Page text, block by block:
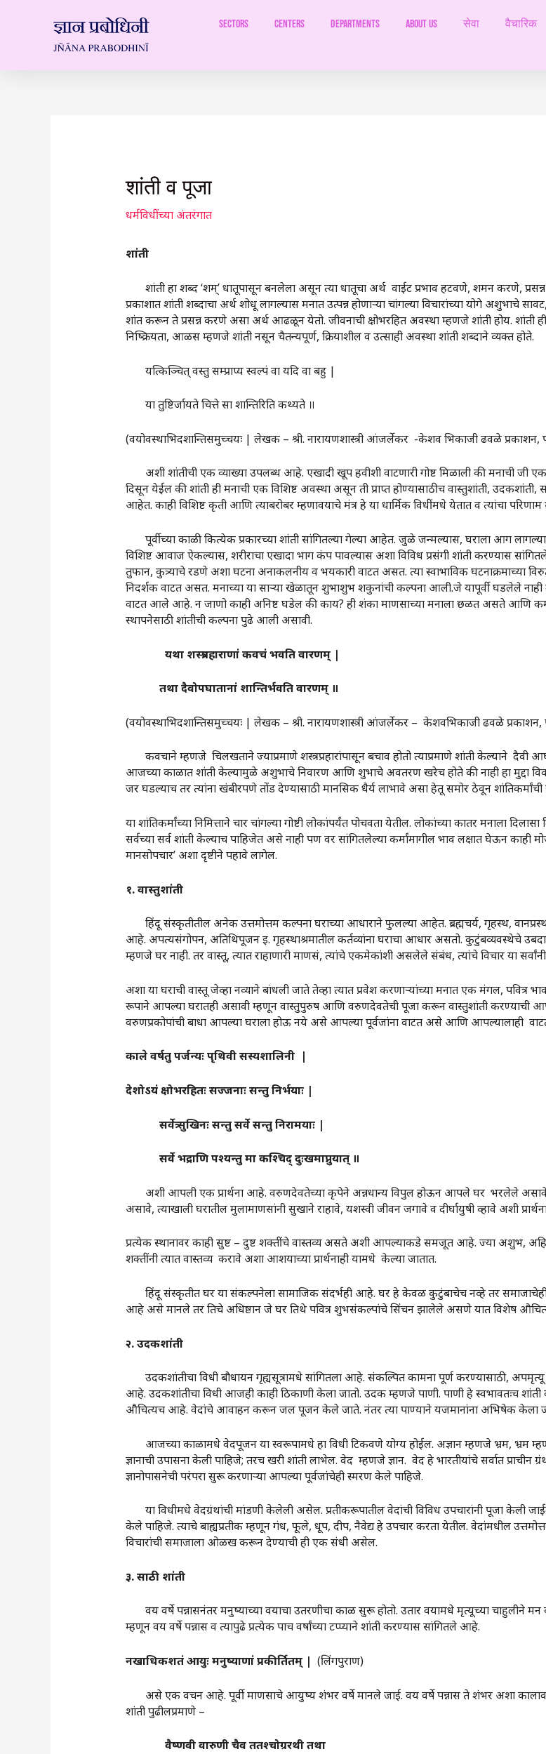
Sectors Centers Departments ABOUT US सेवा वैचारिक
शांती व पूजा
धर्मविधींच्या अंतरंगात
शांती
शांती हा शब्द ‌‘शम्‌‍‌’ धातूपासून बनलेला असून त्या धातूचा अर्थ वाईट प्रभाव हटवणे, शमन करणे, प्रसन्न
प्रकाशात शांती शब्दाचा अर्थ शोधू लागल्यास मनात उत्पन्न होणाऱ्या चांगल्या विचारांच्या योगे अशुभाचे
शांत करून ते प्रसन्न करणे असा अर्थ आढळून येतो. जीवनाची क्षोभरहित अवस्था म्हणजे शांती होय.
निष्क्रियता, आळस म्हणजे शांती नसून चैतन्यपूर्ण, क्रियाशील व उत्साही अवस्था शांती शब्दाने व्यक्त होते.
यत्किञ्चित् वस्तु सम्प्राप्य स्वल्पं वा यदि वा बहु |
या तुष्टिर्जायते चित्ते सा शान्तिरिति कथ्यते ॥
(वयोवस्थाभिदशान्तिसमुच्चयः | लेखक – श्री. नारायणशास्त्री आंजर्लेकर -केशव भिकाजी ढवळे प्रकाशन,
अशी शांतीची एक व्याख्या उपलब्ध आहे. एखादी खूप हवीशी वाटणारी गोष्ट मिळाली की मनाची जी
दिसून येईल की शांती ही मनाची एक विशिष्ट अवस्था असून ती प्राप्त होण्यासाठीच वास्तुशांती, उदकशांती,
आहेत. काही विशिष्ट कृती आणि त्याबरोबर म्हणावयाचे मंत्र हे या धार्मिक विधींमधे येतात व त्यांचा
पूर्वीच्या काळी कित्येक प्रकारच्या शांती सांगितल्या गेल्या आहेत. जुळे जन्मल्यास, घराला आग
विशिष्ट आवाज ऐकल्यास, शरीराचा एखादा भाग कंप पावल्यास अशा विविध प्रसंगी शांती करण्यास
तुफान, कुत्र्याचे रडणे अशा घटना अनाकलनीय व भयकारी वाटत असत. त्या स्वाभाविक घटनाक्रमाच्या
निदर्शक वाटत असत. मनाच्या या साऱ्या खेळातून शुभाशुभ शकुनांची कल्पना आली.जे यापूर्वी घडलेले
वाटत आले आहे. न जाणो काही अनिष्ट घडेल की काय? ही शंका माणसाच्या मनाला छळत असते आणि
स्थापनेसाठी शांतीची कल्पना पुढे आली असावी.
यथा शस्त्रप्रहाराणांकवचंभवतिवारणम्‌‍ |
तथादैवोपघातानां शान्तिर्भवतिवारणम्‌‍ ॥
(वयोवस्थाभिदशान्तिसमुच्चयः | लेखक – श्री. नारायणशास्त्री आंजर्लेकर – केशवभिकाजी ढवळे प्रकाशन,
कवचाने म्हणजे चिलखताने ज्याप्रमाणे शस्त्रप्रहारांपासून बचाव होतो त्याप्रमाणे शांती केल्याने दैवी
आजच्या काळात शांती केल्यामुळे अशुभाचे निवारण आणि शुभाचे अवतरण खरेच होते की नाही हा मुद्दा
जर घडल्याच तर त्यांना खंबीरपणे तोंड देण्यासाठी मानसिक धैर्य लाभावे असा हेतू समोर ठेवून
या शांतिकर्मांच्या निमित्ताने चार चांगल्या गोष्टी लोकांपर्यंत पोचवता येतील. लोकांच्या कातर मनाला
सर्वच्या सर्व शांती केल्याच पाहिजेत असे नाही पण वर सांगितलेल्या कर्मांमागील भाव लक्षात घेऊन काही
मानसोपचार‌’ अशा दृष्टीने पहावे लागेल.
१.वास्तुशांती
हिंदू संस्कृतीतील अनेक उत्तमोत्तम कल्पना घराच्या आधाराने फुलल्या आहेत. ब्रह्मचर्य, गृहस्थ,
आहे. अपत्यसंगोपन, अतिथिपूजन इ. गृहस्थाश्रमातील कर्तव्यांना घराचा आधार असतो. कुटुंबव्यवस्थेचे
म्हणजे घर नाही. तर वास्तू, त्यात राहाणारी माणसं, त्यांचे एकमेकांशी असलेले संबंध, त्यांचे विचार या
अशा या घराची वास्तू जेव्हा नव्याने बांधली जाते तेव्हा त्यात प्रवेश करणाऱ्यांच्या मनात एक मंगल, पवित्र
रूपाने आपल्या घरातही असावी म्हणून वास्तुपुरुष आणि वरुणदेवतेची पूजा करून वास्तुशांती करण्याची
वरुणप्रकोपांची बाधा आपल्या घराला होऊ नये असे आपल्या पूर्वजांना वाटत असे आणि आपल्यालाही
कालेवर्षतुपर्जन्यःपृथिवीसस्यशालिनी|
देशोऽयंक्षोभरहितःसज्जनाःसन्तुनिर्भयाः|
सर्वेत्रसुखिनःसन्तुसर्वेसन्तु निरामयाः|
सर्वेभद्राणिपश्यन्तुमाकश्चिद्‌‍दुःखमाप्नुयात् ॥
अशी आपली एक प्रार्थना आहे. वरुणदेवतेच्या कृपेने अन्नधान्य विपुल होऊन आपले घर भरलेले असावे
असावे, त्याखाली घरातील मुलामाणसांनी सुखाने राहावे, यशस्वी जीवन जगावे व दीर्घायुषी व्हावे अशी
प्रत्येक स्थानावर काही सुष्ट – दुष्ट शक्तींचे वास्तव्य असते अशी आपल्याकडे समजूत आहे. ज्या अशुभ,
शक्तींनी त्यात वास्तव्य करावे अशा आशयाच्या प्रार्थनाही यामधे केल्या जातात.
हिंदू संस्कृतीत घर या संकल्पनेला सामाजिक संदर्भही आहे. घर हे केवळ कुटुंबाचेच नव्हे तर समाजाचेही
आहे असे मानले तर तिचे अधिष्ठान जे घर तिथे पवित्र शुभसंकल्पांचे सिंचन झालेले असणे यात विशेष
२.उदकशांती
उदकशांतीचा विधी बौधायन गृह्यसूत्रामधे सांगितला आहे. संकल्पित कामना पूर्ण करण्यासाठी, अपमृत्यू
आहे. उदकशांतीचा विधी आजही काही ठिकाणी केला जातो. उदक म्हणजे पाणी. पाणी हे स्वभावतःच शांती
औचित्यच आहे. वेदांचे आवाहन करून जल पूजन केले जाते. नंतर त्या पाण्याने यजमानांना अभिषेक केला
आजच्या काळामधे वेदपूजन या स्वरूपामधे हा विधी टिकवणे योग्य होईल. अज्ञान म्हणजे भ्रम, भ्रम
ज्ञानाची उपासना केली पाहिजे; तरच खरी शांती लाभेल. वेद म्हणजे ज्ञान. वेद हे भारतीयांचे सर्वात प्राचीन
ज्ञानोपासनेची परंपरा सुरू करणाऱ्या आपल्या पूर्वजांचेही स्मरण केले पाहिजे.
या विधीमधे वेदग्रंथांची मांडणी केलेली असेल. प्रतीकरूपातील वेदांची विविध उपचारांनी पूजा केली
केले पाहिजे. त्याचे बाह्यप्रतीक म्हणून गंध, फूले, धूप, दीप, नैवेद्य हे उपचार करता येतील. वेदांमधील
विचारांची समाजाला ओळख करून देण्याची ही एक संधी असेल.
३.साठी शांती
वय वर्षे पन्नासनंतर मनुष्याच्या वयाचा उतरणीचा काळ सुरू होतो. उतार वयामधे मृत्यूच्या चाहुलीने
म्हणून वय वर्षे पन्नास व त्यापुढे प्रत्येक पाच वर्षांच्या टप्प्याने शांती करण्यास सांगितले आहे.
नखाधिकशतंआयुःमनुष्याणांप्रकीर्तितम्‌‍ | (लिंगपुराण)
असे एक वचन आहे. पूर्वी माणसाचे आयुष्य शंभर वर्षे मानले जाई. वय वर्षे पन्नास ते शंभर अशा
शांती पुढीलप्रमाणे –
वैष्णवीवारुणीचैवततश्चोग्ररथीतथा